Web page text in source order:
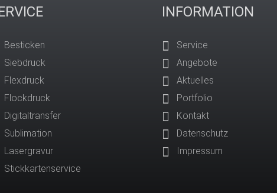
Besticken
Siebdruck
Flexdruck
Flockdruck
Digitaltransfer
Sublimation
Lasergravur
Stickkartenservice
INFORMATION
Service
Angebote
Aktuelles
Portfolio
Kontakt
Datenschutz
Impressum